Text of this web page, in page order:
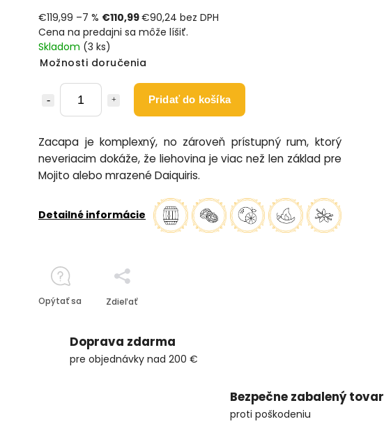
€119,99 –7 % €110,99€90,24 bez DPH
Cena na predajni sa môže líšiť.
Skladom (3 ks)
Možnosti doručenia
Pridať do košíka
Zacapa je komplexný, no zároveň prístupný rum, ktorý
neveriacim dokáže, že liehovina je viac než len základ pre
Mojito alebo mrazené Daiquiris.
Detailné informácie
Opýtať sa Zdieľať
Doprava zdarma
pre objednávky nad 200 €
Bezpečne zabalený tovar
proti poškodeniu